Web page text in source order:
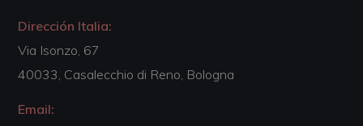
Dirección Italia:
Via Isonzo, 67
40033, Casalecchio di Reno, Bologna
Email: